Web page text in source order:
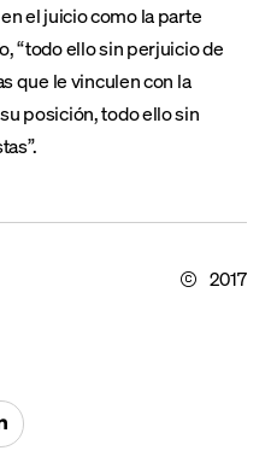
el juicio como la parte
“todo ello sin perjuicio de
que le vinculen con la
posición, todo ello sin
2017